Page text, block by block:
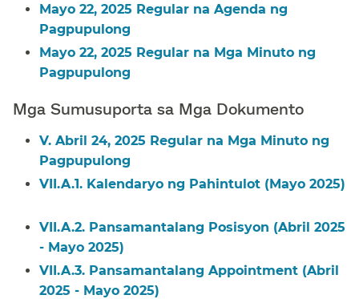
Mayo 22, 2025 Regular na Agenda ng
Pagpupulong​​
Mayo 22, 2025 Regular na Mga Minuto ng
Pagpupulong​​
Mga Sumusuporta sa Mga Dokumento​​
V. Abril 24, 2025 Regular na Mga Minuto ng
Pagpupulong​​
VII.A.1. Kalendaryo ng Pahintulot (Mayo 2025)​​
VII.A.2. Pansamantalang Posisyon (Abril 2025
- Mayo 2025)​​
VII.A.3. Pansamantalang Appointment (Abril
2025 - Mayo 2025)​​